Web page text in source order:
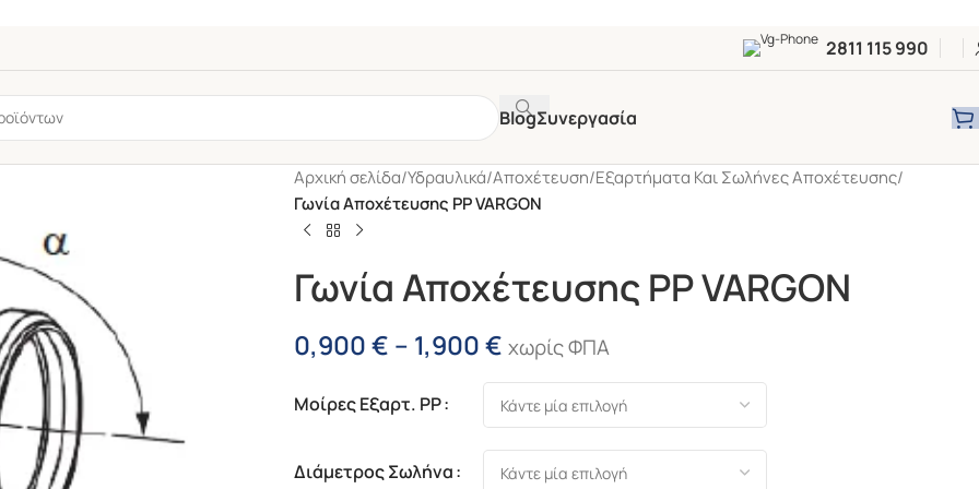
Ταφ Φ32 90
2811 115 990
BlogΣυνεργασία
Αρχική σελίδα/Υδραυλικά/Αποχέτευση/Εξαρτήματα Και Σωλήνες Αποχέτευσης/
Γωνία Αποχέτευσης PP VARGON
Γωνία Αποχέτευσης PP VARGON
0,900€ – 1,900€ χωρίς ΦΠΑ
Μοίρες Εξαρτ. PP
Διάμετρος Σωλήνα